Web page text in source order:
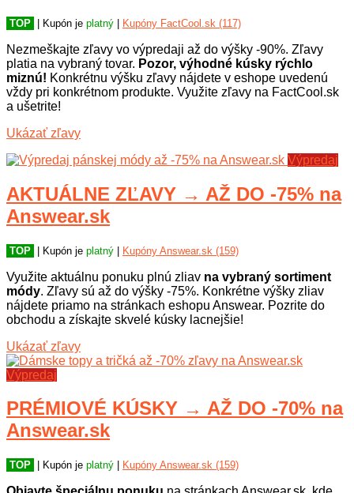
TOP | Kupón je platný | Kupóny FactCool.sk (117)
Nezmeškajte zľavy vo výpredaji až do výšky -90%. Zľavy
platia na vybraný tovar. Pozor, výhodné kúsky rýchlo
miznú! Konkrétnu výšku zľavy nájdete v eshope uvedenú
vždy pri konkrétnom produkte. Využite zľavy na FactCool.sk
a ušetrite!
Ukázať zľavy
Výpredaj
AKTUÁLNE ZĽAVY → AŽ DO -75% na
Answear.sk
TOP | Kupón je platný | Kupóny Answear.sk (159)
Využite aktuálnu ponuku plnú zliav na vybraný sortiment
módy. Zľavy sú až do výšky -75%. Konkrétne výšky zliav
nájdete priamo na stránkach eshopu Answear. Pozrite do
obchodu a získajte skvelé kúsky lacnejšie!
Ukázať zľavy
Výpredaj
PRÉMIOVÉ KÚSKY → AŽ DO -70% na
Answear.sk
TOP | Kupón je platný Kupóny Answear.sk (159)